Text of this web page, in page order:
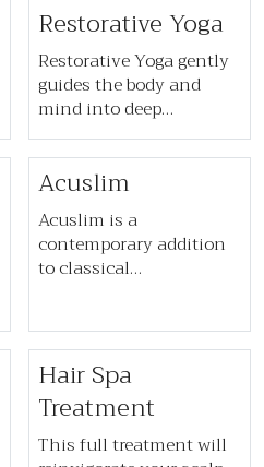
ผ่านการเคลื่อนไหวร่างกาย
Restorative Yoga
Restorative Yoga gently
guides the body and
mind into deep
relaxation. With the
support of a variety of
props, poses are held in
stillness to ease tension,
enhance flexibility, and
promote complete
restoration.
Acuslim
Acuslim is a
contemporary addition
to classical
through the needles.
Through an AcuSlim
session, the wellbeing of
digestive and nervous
systems is rebalanced to
increase metabolism,
Hair Spa
Treatment
This full treatment will